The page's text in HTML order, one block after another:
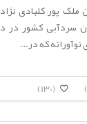
ملک پور کلبادی
سردآبی کشور در
نوآورانه که در...
(130)